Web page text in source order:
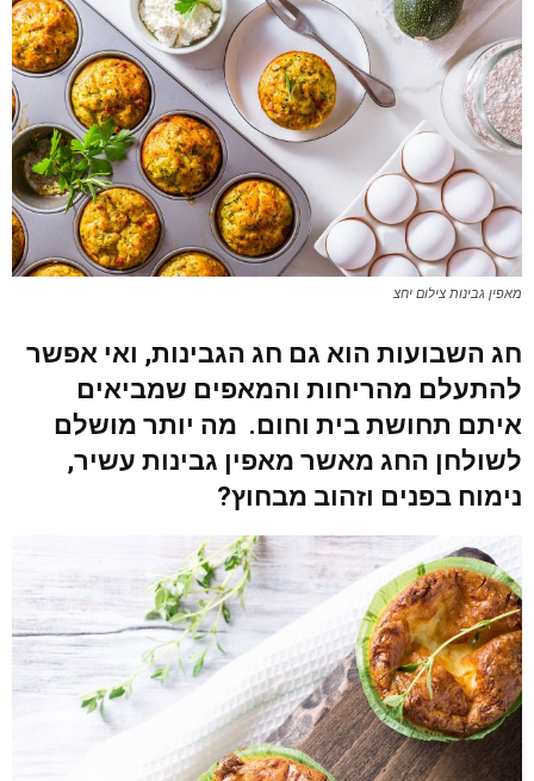
מאפין גבינות צילום יחצ
חג השבועות הוא גם חג הגבינות, ואי אפשר
להתעלם מהריחות והמאפים שמביאים
איתם תחושת בית וחום. מה יותר מושלם
לשולחן החג מאשר מאפין גבינות עשיר,
נימוח בפנים וזהוב מבחוץ?